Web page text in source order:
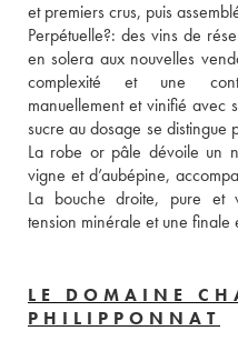
et premiers crus, puis
Perpétuelle?: des vins de
en solera aux nouvelles
complexité et une
manuellement et vinifié avec
sucre au dosage se distingue
La robe or pâle dévoile un
vigne et d’aubépine,
La bouche droite, pure et
tension minérale et une finale
LE DOMAINE
PHILIPPONNAT